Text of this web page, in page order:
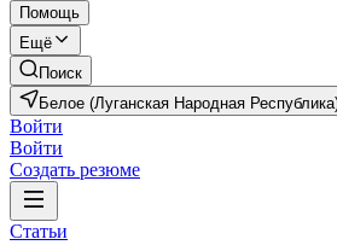
Помощь
Ещё
Поиск
Белое (Луганская Народная
Войти
Войти
Создать резюме
Статьи